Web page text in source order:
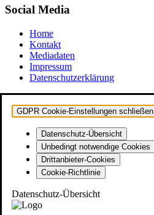
Social Media
Home
Kontakt
Mediadaten
Impressum
Datenschutzerklärung
GDPR Cookie-Einstellungen schließen
Datenschutz-Übersicht
Unbedingt notwendige Cookies
Drittanbieter-Cookies
Cookie-Richtlinie
Datenschutz-Übersicht